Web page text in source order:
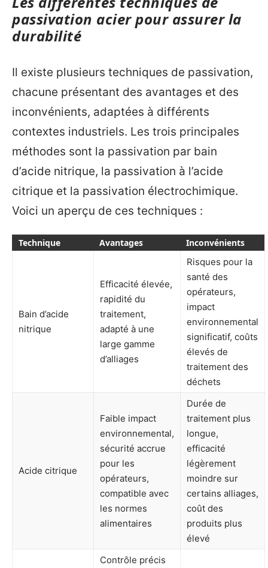
passivation acier pour assurer la
durabilité
Il existe plusieurs techniques de passivation,
chacune présentant des avantages et des
inconvénients, adaptées à différents
contextes industriels. Les trois principales
méthodes sont la passivation par bain
d’acide nitrique, la passivation à l’acide
citrique et la passivation électrochimique.
Voici un aperçu de ces techniques :
Technique Avantages Inconvénients
Bain d’acide
nitrique
Efficacité élevée,
rapidité du
traitement,
adapté à une
large gamme
d’alliages
Risques pour la
santé des
opérateurs,
impact
environnemental
significatif, coûts
élevés de
traitement des
déchets
Acide citrique
Faible impact
environnemental,
sécurité accrue
pour les
opérateurs,
compatible avec
les normes
alimentaires
Durée de
traitement plus
longue,
efficacité
légèrement
moindre sur
certains alliages,
coût des
produits plus
élevé
Contrôle précis